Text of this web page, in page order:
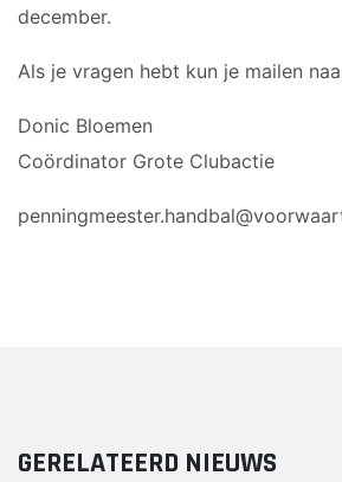
december.
Als je vragen hebt kun je mailen
Donic Bloemen
Coördinator Grote Clubactie
GERELATEERD NIEUWS